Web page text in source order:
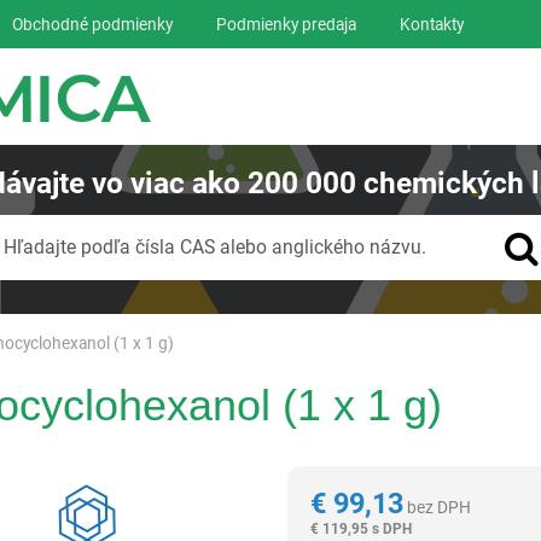
(1 x 1 g)
(1 x 1 g)
€99,13 bez DPH
€ 119,95 s DPH
Obchodné podmienky Podmienky predaja Kontakty
vo viac ako200 000 chemických
Hľadajte podľa čísla CAS alebo anglického názvu.